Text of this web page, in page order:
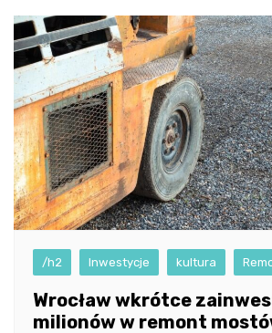
/h2 Inwestycje kultura
Wrocław wkrótce
milionów w remont